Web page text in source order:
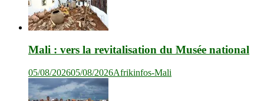
Mali : vers la revitalisation du Musée national
05/08/202605/08/2026Afrikinfos-Mali